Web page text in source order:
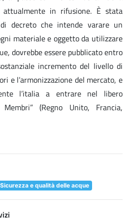
in rifusione. È stata
decreto che intende varare un
materiale e oggetto da utilizzare
dovrebbe essere pubblicato entro
incremento del livello di
e l’armonizzazione del mercato, e
l’italia a entrare nel libero
(Regno Unito, Francia,
Sicurezza e qualità delle acque